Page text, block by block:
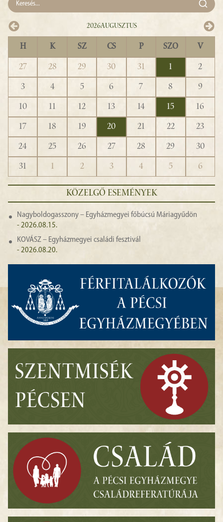
2026Augusztus
H K SZ CS P SZO V
27 28 29 30 31 1
2
3
4 5 6 7 8
9
10
11 12 13 14 15
16
17
18 19 20 21 22
23
24
25 26 27 28 29
30
31
1 2 3 4 5 6
KÖZELGŐ ESEMÉNYEK
Nagyboldogasszony – Egyházmegyei főbúcsú Máriagyűdön
- 2026.08.15.
KOVÁSZ – Egyházmegyei családi fesztivál
- 2026.08.20.